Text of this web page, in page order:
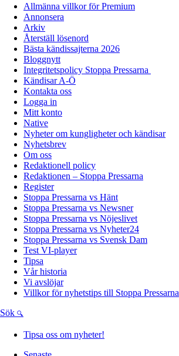
Allmänna villkor för Premium
Annonsera
Arkiv
Återställ lösenord
Bästa kändissajterna 2026
Bloggnytt
Integritetspolicy Stoppa Pressarna
Kändisar A-Ö
Kontakta oss
Logga in
Mitt konto
Native
Nyheter om kungligheter och kändisar
Nyhetsbrev
Om oss
Redaktionell policy
Redaktionen – Stoppa Pressarna
Register
Stoppa Pressarna vs Hänt
Stoppa Pressarna vs Newsner
Stoppa Pressarna vs Nöjeslivet
Stoppa Pressarna vs Nyheter24
Stoppa Pressarna vs Svensk Dam
Test VI-player
Tipsa
Vår historia
Vi avslöjar
Villkor för nyhetstips till Stoppa Pressarna
Sök
Tipsa oss om nyheter!